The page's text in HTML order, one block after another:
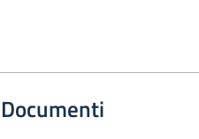
Documenti